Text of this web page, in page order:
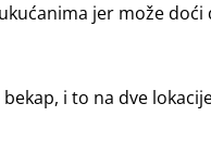
jer može
i to na dve